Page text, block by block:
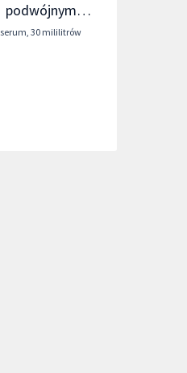
podwójnym
działaniu
serum,30 mililitrów